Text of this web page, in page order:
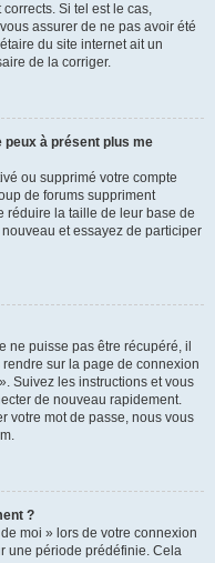
Si tel est le cas,
assurer de ne pas avoir été
du site internet ait un
de la corriger.
peux à présent plus me
ou supprimé votre compte
de forums suppriment
réduire la taille de leur base de
et essayez de participer
ne puisse pas être récupéré, il
sur la page de connexion
Suivez les instructions et vous
de nouveau rapidement.
votre mot de passe, nous vous
?
moi » lors de votre connexion
une période prédéfinie. Cela